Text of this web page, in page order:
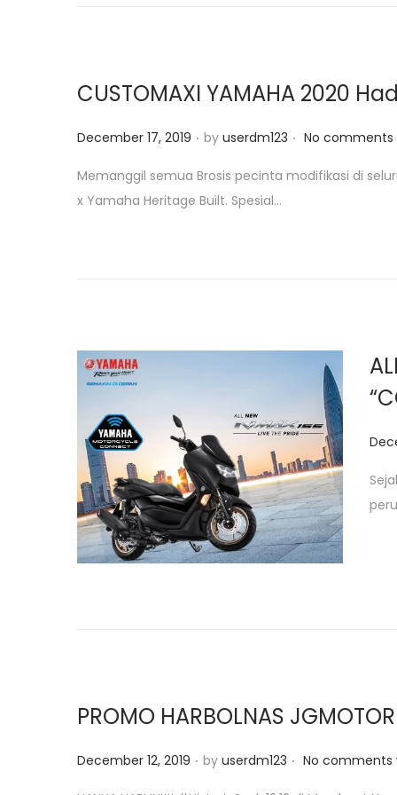
CUSTOMAXI YAMAHA 2020
P
s
t
December 17, 2019 . by userdm123 . No comments
Memanggil semua Brosis pecinta modifikasi di
x Yamaha Heritage Built. Spesial...
P
s
t
PROMO HARBOLNAS
P
December 12, 2019 . by userdm123 . No comments